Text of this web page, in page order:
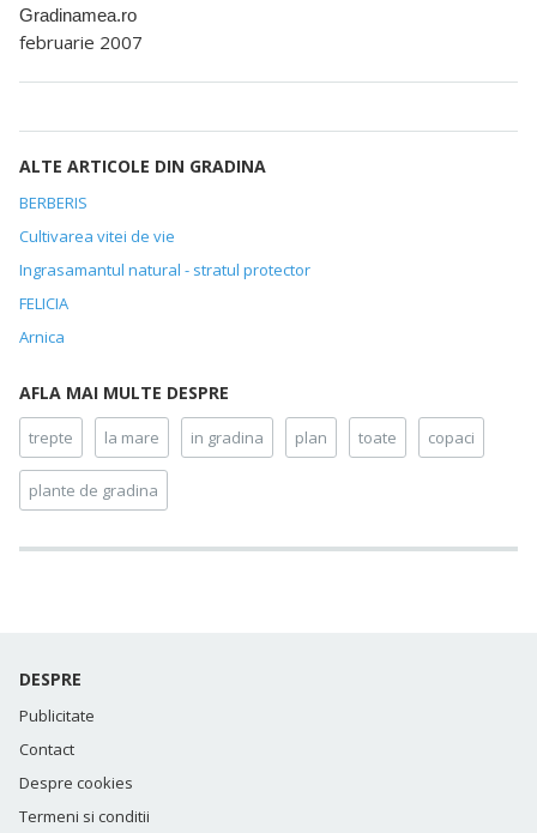
Gradinamea.ro
februarie 2007
ALTE ARTICOLE DIN GRADINA
BERBERIS
Cultivarea vitei de vie
Ingrasamantul natural - stratul protector
FELICIA
Arnica
AFLA MAI MULTE DESPRE
trepte la mare in gradina plan toate copaci
plante de gradina
DESPRE
Publicitate
Contact
Despre cookies
Termeni si conditii